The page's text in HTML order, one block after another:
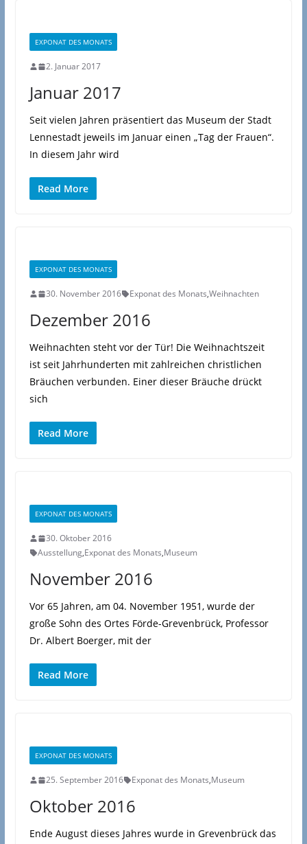
EXPONAT DES MONATS
2. Januar 2017
Januar 2017
Seit vielen Jahren präsentiert das Museum der Stadt
Lennestadt jeweils im Januar einen „Tag der Frauen“.
In diesem Jahr wird
Read More
EXPONAT DES MONATS
30. November 2016 Exponat des Monats,Weihnachten
Dezember 2016
Weihnachten steht vor der Tür! Die Weihnachtszeit
ist seit Jahrhunderten mit zahlreichen christlichen
Bräuchen verbunden. Einer dieser Bräuche drückt
sich
Read More
EXPONAT DES MONATS
30. Oktober 2016
Ausstellung,Exponat des Monats,Museum
November 2016
Vor 65 Jahren, am 04. November 1951, wurde der
große Sohn des Ortes Förde-Grevenbrück, Professor
Dr. Albert Boerger, mit der
Read More
EXPONAT DES MONATS
25. September 2016 Exponat des Monats,Museum
Oktober 2016
Ende August dieses Jahres wurde in Grevenbrück das